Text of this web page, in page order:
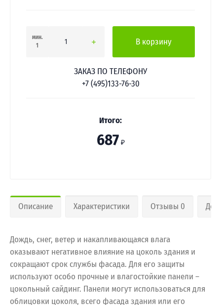
мин.
1
В корзину
ЗАКАЗ ПО ТЕЛЕФОНУ
+7 (495)133-76-30
Итого:
687 ₽
Описание Характеристики Отзывы 0
Дождь, снег, ветер и накапливающаяся влага
оказывают негативное влияние на цоколь здания и
сокращают срок службы фасада. Для его защиты
используют особо прочные и влагостойкие панели –
цокольный сайдинг. Панели могут использоваться для
облицовки цоколя, всего фасада здания или его